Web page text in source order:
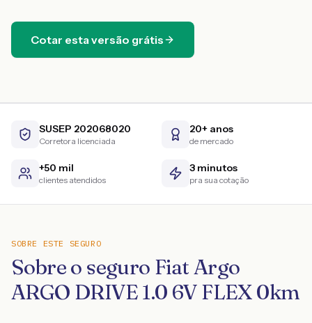
Cotar esta versão grátis
SUSEP 202068020
Corretora licenciada
20+ anos
de mercado
+50 mil
clientes atendidos
3 minutos
pra sua cotação
SOBRE ESTE SEGURO
Sobre o seguro Fiat Argo
ARGO DRIVE 1.0 6V FLEX 0km